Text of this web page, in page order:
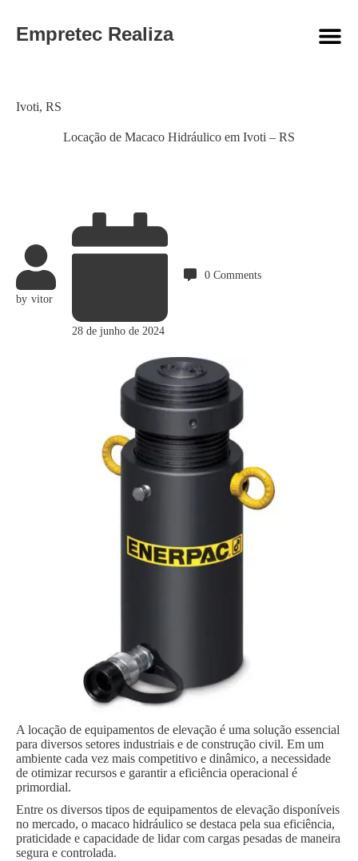
Empretec Realiza
Locação de Macaco Hidráulico em Ivoti – RS
Category
Ivoti, RS
by vitor
28 de junho de 2024
0 Comments
A locação de equipamentos de elevação é uma solução essencial
para diversos setores industriais e de construção civil. Em um
ambiente cada vez mais competitivo e dinâmico, a necessidade
de otimizar recursos e garantir a eficiência operacional é
primordial.
Entre os diversos tipos de equipamentos de elevação disponíveis
no mercado, o macaco hidráulico se destaca pela sua eficiência,
praticidade e capacidade de lidar com cargas pesadas de maneira
segura e controlada.